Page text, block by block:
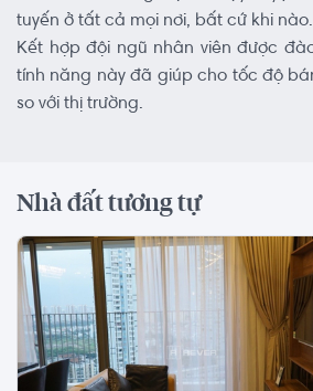
tuyến ở tất cả mọi nơi, bất cứ khi nào.
Kết hợp đội ngũ nhân viên được
tính năng này đã giúp cho tốc độ
so với thị trường.
Nhà đất tương tự